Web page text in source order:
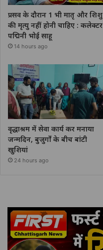
प्रसव के दौरान 1 भी मातृ और शिशु
की मृत्यु नहीं होनी चाहिए : कलेक्टर
पद्मिनी भोई साहू
14 hours ago
वृद्धाश्रम में सेवा कार्य कर मनाया
जन्मदिन, बुजुर्गों के बीच बांटी
खुशियां
24 hours ago